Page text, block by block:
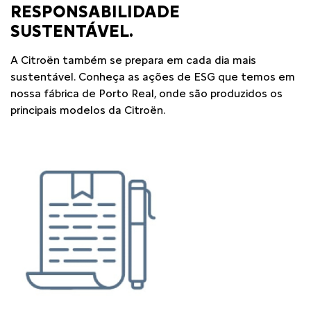
RESPONSABILIDADE
SUSTENTÁVEL.
A Citroën também se prepara em cada dia mais
sustentável. Conheça as ações de ESG que temos em
nossa fábrica de Porto Real, onde são produzidos os
principais modelos da Citroën.